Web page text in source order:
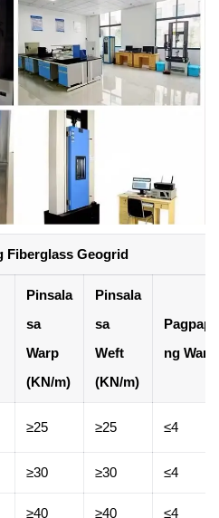
Fiberglass Geogrid
Pinsala
sa
Warp
(KN/m)
Pinsala
sa
Weft
(KN/m)
ng Warp
≥25 ≥25 ≤4
≥30 ≥30 ≤4
≥40 ≥40 ≤4